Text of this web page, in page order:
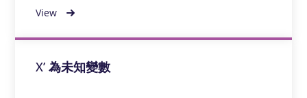
View
X’ 為未知變數